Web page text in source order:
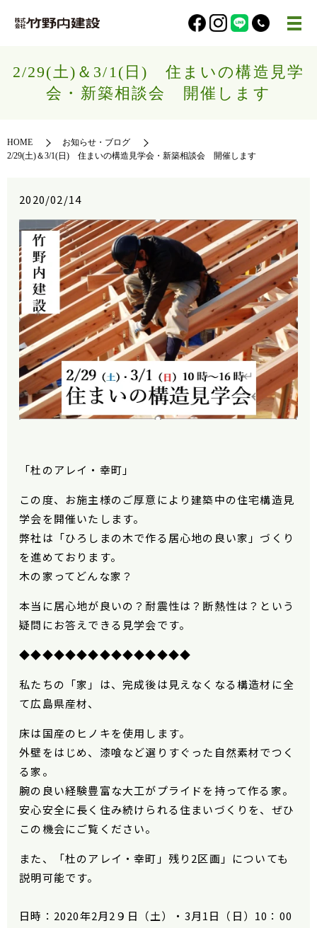
2/29(土)＆3/1(日) 住まいの構造見学
会・新築相談会 開催します
HOME
お知らせ・ブログ
2/29(土)＆3/1(日) 住まいの構造見学会・新築相談会 開催します
2020/02/14
「杜のアレイ・幸町」
この度、お施主様のご厚意により建築中の住宅構造見
学会を開催いたします。
弊社は「ひろしまの木で作る居心地の良い家」づくり
を進めております。
木の家ってどんな家？
本当に居心地が良いの？耐震性は？断熱性は？という
疑問にお答えできる見学会です。
◆◆◆◆◆◆◆◆◆◆◆◆◆◆◆
私たちの「家」は、完成後は見えなくなる構造材に全
て広島県産材、
床は国産のヒノキを使用します。
外壁をはじめ、漆喰など選りすぐった自然素材でつく
る家。
腕の良い経験豊富な大工がプライドを持って作る家。
安心安全に長く住み続けられる住まいづくりを、ぜひ
この機会にご覧ください。
また、「杜のアレイ・幸町」残り2区画」についても
説明可能です。
日時： 2020年2月2９日（土）・ 3月1日（日） 10 ： 00